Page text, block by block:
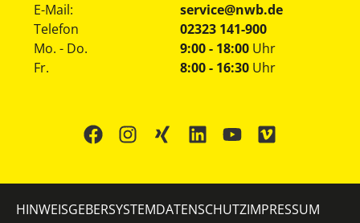
E-Mail:
service@nwb.de
Telefon
02323 141-900
Mo. - Do.
Fr.
9:00 - 18:00 Uhr
8:00 - 16:30 Uhr
HINWEISGEBERSYSTEMDATENSCHUTZIMPRESSUM